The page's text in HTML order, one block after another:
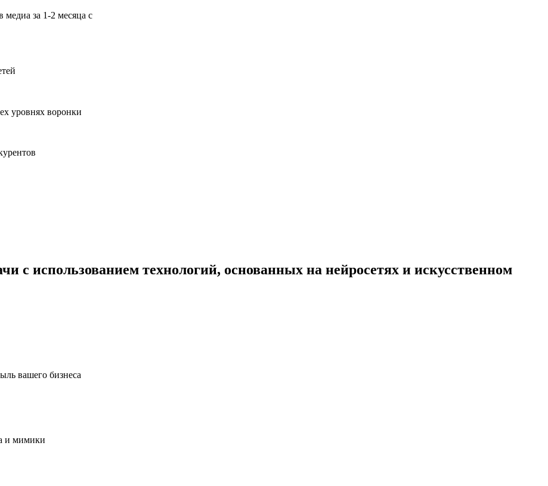
медиа за 1-2 месяца с
уровнях воронки
с использованием технологий, основанных на нейросетях и искусственном
вашего бизнеса
и мимики